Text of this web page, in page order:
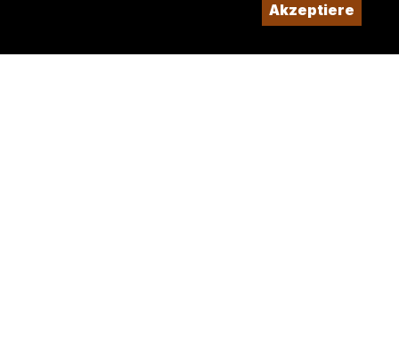
Akzeptiere